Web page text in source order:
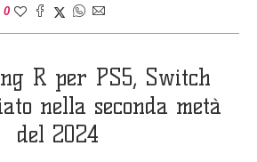
0
R per PS5, Switch
nella seconda metà
del 2024